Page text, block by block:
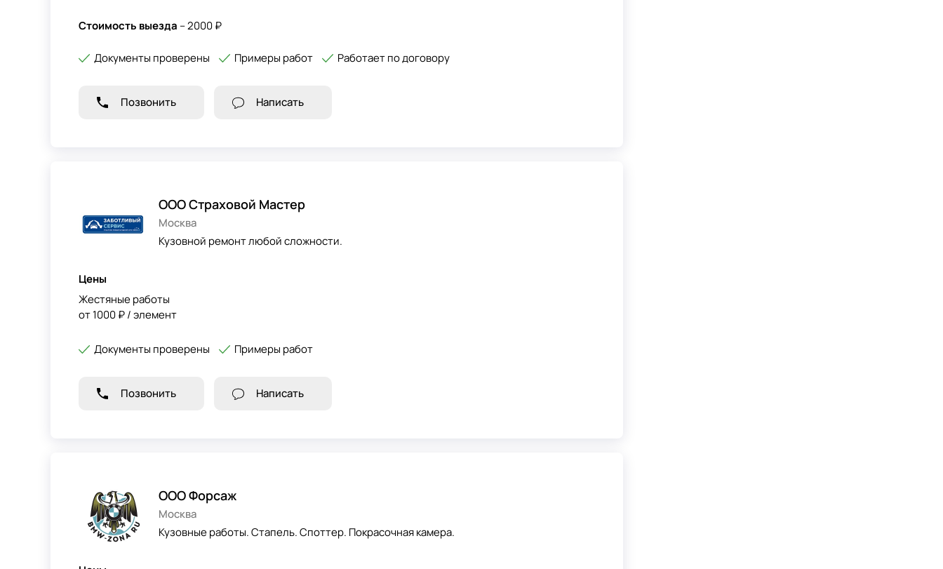
Стоимость выезда – 2000 ₽
Документы проверены Примеры работ Работает по договору
Позвонить Написать
ООО Страховой Мастер
Москва
Кузовной ремонт любой сложности.
Цены
Жестяные работы
от 1000 ₽ / элемент
Документы проверены Примеры работ
Позвонить Написать
ООО Форсаж
Москва
Кузовные работы. Стапель. Споттер. Покрасочная камера.